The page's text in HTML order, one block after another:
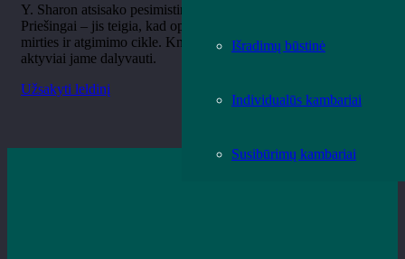
Išradimų būstinė
Individualūs kambariai
Susibūrimų kambariai
Y. Sharon atsisako pesimistinės minties, kad opera miršta.
Priešingai – jis teigia, kad opera visada egzistavo nuolatiniame
mirties ir atgimimo cikle. Knygoje jis kviečia šį ciklą priimti ir
aktyviai jame dalyvauti.
Užsakyti leldinį